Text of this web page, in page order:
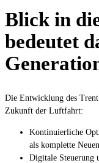
Blick in
bedeutet
Die Entwicklung des
Zukunft der Luftfahrt:
Kontinuierliche
als komplette
Digitale Steuerung